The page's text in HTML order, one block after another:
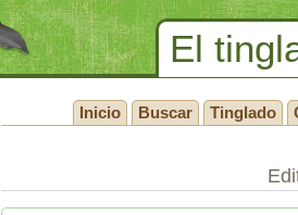
El
Inicio Buscar Tinglado